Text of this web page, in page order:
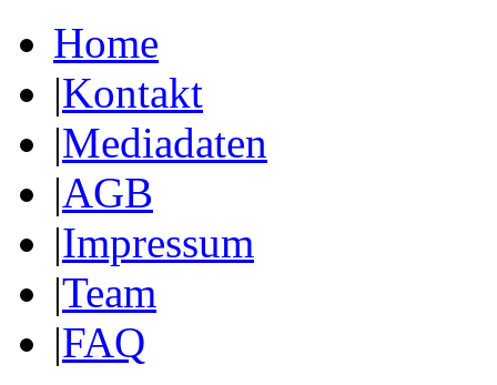
Home
|Kontakt
|Mediadaten
|AGB
|Impressum
|Team
|FAQ